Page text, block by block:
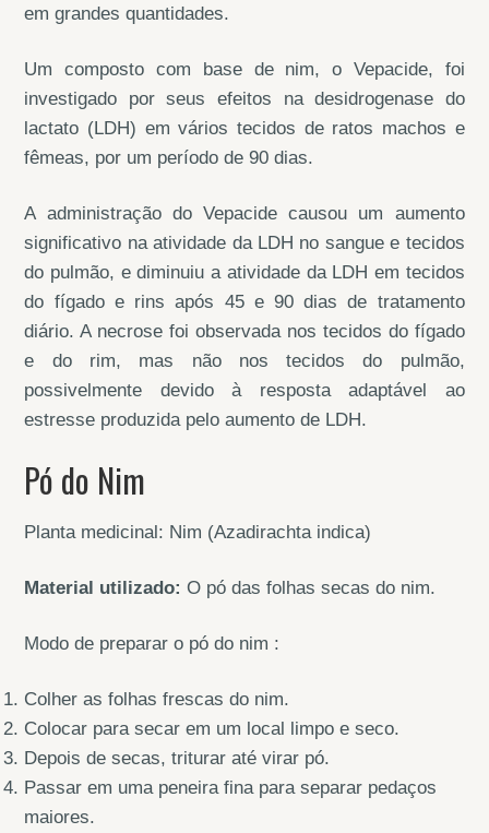
em grandes quantidades.
Um composto com base de nim, o Vepacide, foi
investigado por seus efeitos na desidrogenase do
lactato (LDH) em vários tecidos de ratos machos e
fêmeas, por um período de 90 dias.
A administração do Vepacide causou um aumento
significativo na atividade da LDH no sangue e tecidos
do pulmão, e diminuiu a atividade da LDH em tecidos
do fígado e rins após 45 e 90 dias de tratamento
diário. A necrose foi observada nos tecidos do fígado
e do rim, mas não nos tecidos do pulmão,
possivelmente devido à resposta adaptável ao
estresse produzida pelo aumento de LDH.
Pó do Nim
Planta medicinal: Nim (Azadirachta indica)
Material utilizado: O pó das folhas secas do nim.
Modo de preparar o pó do nim :
Colher as folhas frescas do nim.
Colocar para secar em um local limpo e seco.
Depois de secas, triturar até virar pó.
Passar em uma peneira fina para separar pedaços
maiores.